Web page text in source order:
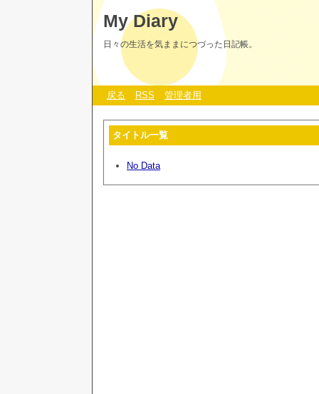
My Diary
日々の生活を気ままにつづった日記帳。
戻る RSS 管理者用
タイトル一覧
No Data